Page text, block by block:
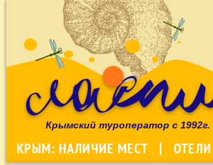
Крымский туроператор с
КРЫМ: НАЛИЧИЕ МЕСТ ОТЕЛИ